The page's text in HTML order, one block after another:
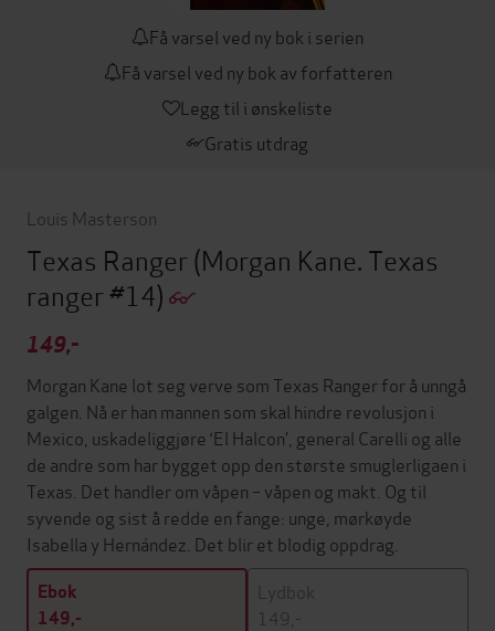
Få varsel ved ny bok i serien
Få varsel ved ny bok av forfatteren
Legg til i ønskeliste
Gratis utdrag
Louis Masterson
Texas Ranger(Morgan Kane. Texas
ranger #14)
149,-
Morgan Kane lot seg verve som Texas Ranger for å unngå
galgen. Nå er han mannen som skal hindre revolusjon i
Mexico, uskadeliggjøre ‘El Halcon’, general Carelli og alle
de andre som har bygget opp den største smuglerligaen i
Texas. Det handler om våpen – våpen og makt. Og til
syvende og sist å redde en fange: unge, mørkøyde
Isabella y Hernández. Det blir et blodig oppdrag.
Ebok
149,-
Lydbok
149,-